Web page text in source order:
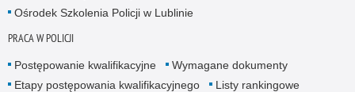
Ośrodek Szkolenia Policji w Lublinie
PRACA W POLICJI
Postępowanie kwalifikacyjne
Wymagane dokumenty
Etapy postępowania kwalifikacyjnego
Listy rankingowe